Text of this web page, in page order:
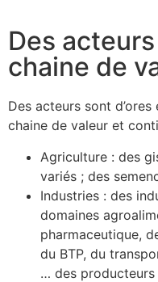
Des
chaine de
Des acteurs sont
chaine de valeur et
Agriculture : des
variés ; des
Industries : des
domaines
pharmaceutique,
du BTP, du
… des